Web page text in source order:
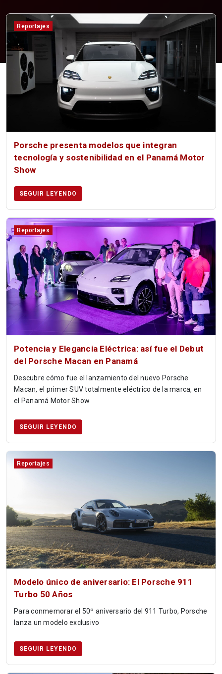
Reportajes
Porsche presenta modelos que integran
tecnología y sostenibilidad en el Panamá Motor
Show
SEGUIR LEYENDO
Reportajes
Potencia y Elegancia Eléctrica: así fue el Debut
del Porsche Macan en Panamá
Descubre cómo fue el lanzamiento del nuevo Porsche
Macan, el primer SUV totalmente eléctrico de la marca, en
el Panamá Motor Show
SEGUIR LEYENDO
Reportajes
Modelo único de aniversario: El Porsche 911
Turbo 50 Años
Para conmemorar el 50º aniversario del 911 Turbo, Porsche
lanza un modelo exclusivo
SEGUIR LEYENDO